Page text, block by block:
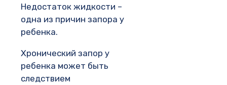
Недостаток жидкости –
одна из причин запора у
ребенка.
Хронический запор у
ребенка может быть
следствием